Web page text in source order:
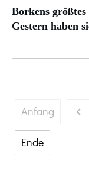
Borkens
Gestern haben
Anfang
Ende